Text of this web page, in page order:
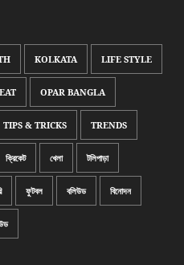
KOLKATA LIFE STYLE
OPAR BANGLA
TIPS & TRICKS TRENDS
ক্রিকেট খেলা টলিপাড়া
ফুটবল বলিউড বিনোদন